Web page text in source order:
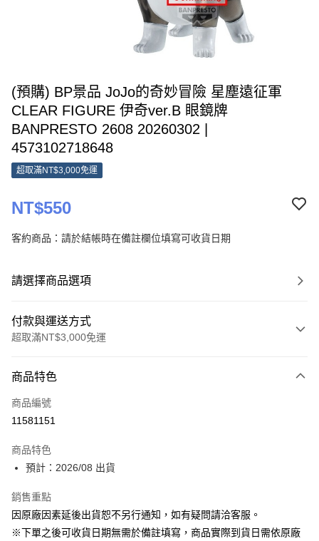
(預購) BP景品 JoJo的奇妙冒險 星塵遠征軍
CLEAR FIGURE 伊奇ver.B 眼鏡牌
BANPRESTO 2608 20260302 |
4573102718648
超取滿NT$3,000免運
NT$550
客約商品：請於結帳時在備註欄位填寫可收貨日期
請選擇商品選項
付款與運送方式
超取滿NT$3,000免運
信用卡一次付款
超商取貨付款
ATM付款
運送方式
預購-全家取貨付款(舊)
商品特色
商品編號
11581151
商品特色
預計：2026/08 出貨
銷售重點
因原廠因素延後出貨恕不另行通知，如有疑問請洽客服。
※下單之後可收貨日期無需於備註填寫，商品實際到貨日需依原廠